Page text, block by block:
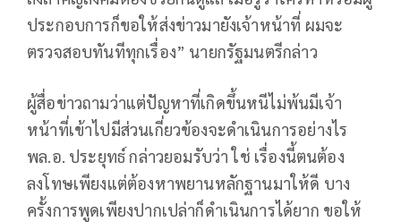
ประกอบการก็ขอให้ส่งข่าวมายังเจ้าหน้าที่ ผมจะ
ตรวจสอบทันทีทุกเรื่อง” นายกรัฐมนตรีกล่าว
ผู้สื่อข่าวถามว่าแต่ปัญหาที่เกิดขึ้นหนีไม่พ้นมีเจ้า
หน้าที่เข้าไปมีส่วนเกี่ยวข้องจะดำเนินการอย่างไร
พล.อ. ประยุทธ์ กล่าวยอมรับว่า ใช่ เรื่องนี้ตนต้อง
ลงโทษเพียงแต่ต้องหาพยานหลักฐานมาให้ดี บาง
ครั้งการพูดเพียงปากเปล่าก็ดำเนินการได้ยาก ขอให้